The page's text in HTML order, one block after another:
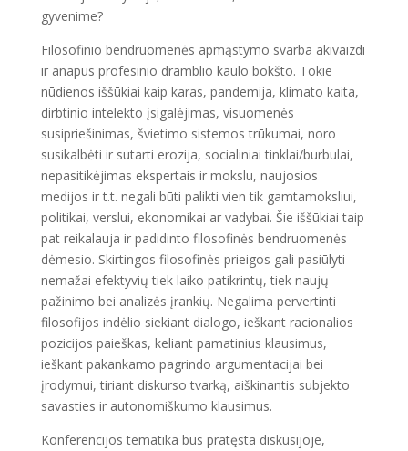
gyvenime?
Filosofinio bendruomenės apmąstymo svarba akivaizdi
ir anapus profesinio dramblio kaulo bokšto. Tokie
nūdienos iššūkiai kaip karas, pandemija, klimato kaita,
dirbtinio intelekto įsigalėjimas, visuomenės
susipriešinimas, švietimo sistemos trūkumai, noro
susikalbėti ir sutarti erozija, socialiniai tinklai/burbulai,
nepasitikėjimas ekspertais ir mokslu, naujosios
medijos ir t.t. negali būti palikti vien tik gamtamoksliui,
politikai, verslui, ekonomikai ar vadybai. Šie iššūkiai taip
pat reikalauja ir padidinto filosofinės bendruomenės
dėmesio. Skirtingos filosofinės prieigos gali pasiūlyti
nemažai efektyvių tiek laiko patikrintų, tiek naujų
pažinimo bei analizės įrankių. Negalima pervertinti
filosofijos indėlio siekiant dialogo, ieškant racionalios
pozicijos paieškas, keliant pamatinius klausimus,
ieškant pakankamo pagrindo argumentacijai bei
įrodymui, tiriant diskurso tvarką, aiškinantis subjekto
savasties ir autonomiškumo klausimus.
Konferencijos tematika bus pratęsta diskusijoje,